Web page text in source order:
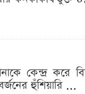
কেন্দ্র করে
হুঁশিয়ারি ...